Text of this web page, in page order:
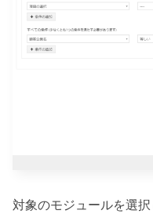
対象のモジュールを選